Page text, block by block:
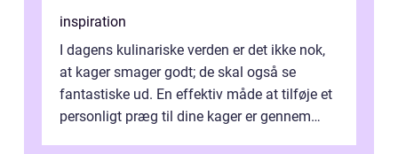
inspiration
I dagens kulinariske verden er det ikke nok,
at kager smager godt; de skal også se
fantastiske ud. En effektiv måde at tilføje et
personligt præg til dine kager er gennem